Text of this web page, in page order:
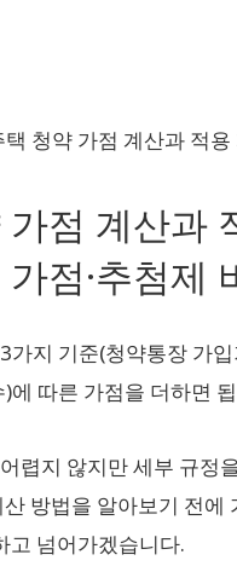
택 청약 가점 계산과 적
점 계산과
점·추첨제
가지 기준(청약통장 가
에 따른 가점을 더하면
렵지 않지만 세부 규정
방법을 알아보기 전에
고 넘어가겠습니다.